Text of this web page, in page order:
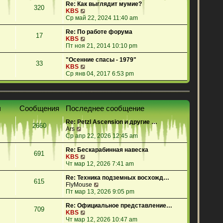
е
т
и
к
о
с
л
д
н
м
у
с
о
б
щ
е
н
ю
320
Re: Как выглядит мумие?
KBS
е
р
е
т
и
к
о
с
е
д
н
м
у
с
о
о
щ
е
н
и
ю
Ср май 22, 2024 11:40 am
17
Re: По работе форума
KBS
е
р
е
т
и
п
о
с
е
д
н
е
м
с
о
о
б
щ
е
н
ю
Пт ноя 21, 2014 10:10 pm
33
"Осенние спасы - 1979"
KBS
е
р
й
т
и
п
о
с
л
е
н
е
м
у
с
о
о
щ
Ср янв 04, 2017 6:53 pm
Сообщения Последнее сообщение
2660
Re: Petzl Ascension и другие …
Ars
П
е
р
е
й
т
и
к
п
о
с
л
е
д
Ср апр 22, 2026 12:45 am
691
Re: Бескарабинная навеска
KBS
е
р
е
й
т
и
к
о
Чт мар 12, 2026 7:41 am
615
Re: Техника подземных восхожд…
FlyMouse
е
р
е
т
Пт мар 13, 2026 9:05 pm
709
Re: Официальное представление…
KBS
е
Чт мар 12, 2026 10:47 am